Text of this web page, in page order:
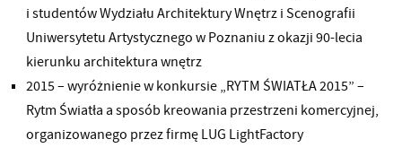
i studentów Wydziału Architektury Wnętrz i Scenografii
Uniwersytetu Artystycznego w Poznaniu z okazji 90-lecia
kierunku architektura wnętrz
2015 – wyróżnienie w konkursie „RYTM ŚWIATŁA 2015” –
Rytm Światła a sposób kreowania przestrzeni komercyjnej,
organizowanego przez firmę LUG LightFactory